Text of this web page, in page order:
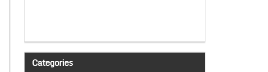
Categories